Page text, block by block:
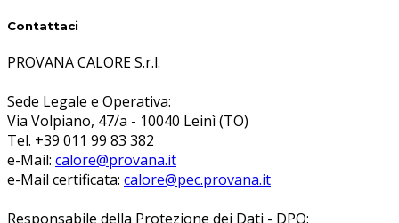
Contattaci
PROVANA CALORE S.r.l.
Sede Legale e Operativa:
Via Volpiano, 47/a - 10040 Leinì (TO)
Tel. +39 011 99 83 382
e-Mail: calore@provana.it
e-Mail certificata: calore@pec.provana.it
Responsabile della Protezione dei Dati - DPO: